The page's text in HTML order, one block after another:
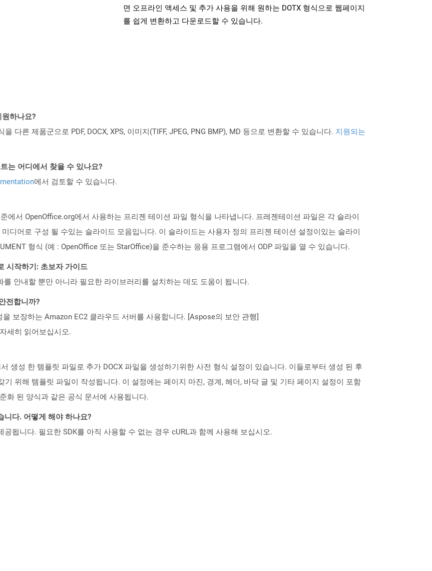
면 오프라인 액세스 및 추가 사용을 위해 원하는 DOTX 형식으로 웹페이지
를 쉽게 변환하고 다운로드할 수 있습니다.
하나요?
다른 제품군으로 PDF, DOCX, XPS, 이미지(TIFF, JPEG, PNG BMP), MD 등으로 변환할 수 있습니다. 지원되는
는 어디에서 찾을 수 있나요?
에서 검토할 수 있습니다.
에서 OpenOffice.org에서 사용하는 프리젠 테이션 파일 형식을 나타냅니다. 프레젠테이션 파일은 각 슬라이
디어로 구성 될 수있는 슬라이드 모음입니다. 이 슬라이드는 사용자 정의 프리젠 테이션 설정이있는 슬라이
형식 (예 : OpenOffice 또는 StarOffice)을 준수하는 응용 프로그램에서 ODP 파일을 열 수 있습니다.
시작하기: 초보자 가이드
안내할 뿐만 아니라 필요한 라이브러리를 설치하는 데도 도움이 됩니다.
전합니까?
보장하는 Amazon EC2 클라우드 서버를 사용합니다. [Aspose의 보안 관행]
세히 읽어보십시오.
생성 한 템플릿 파일로 추가 DOCX 파일을 생성하기위한 사전 형식 설정이 있습니다. 이들로부터 생성 된 후
위해 템플릿 파일이 작성됩니다. 이 설정에는 페이지 마진, 경계, 헤더, 바닥 글 및 기타 페이지 설정이 포함
화 된 양식과 같은 공식 문서에 사용됩니다.
니다. 어떻게 해야 하나요?
됩니다. 필요한 SDK를 아직 사용할 수 없는 경우 cURL과 함께 사용해 보십시오.